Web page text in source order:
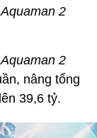
Aquaman 2
Aquaman 2
nâng tổng
39,6 tỷ.